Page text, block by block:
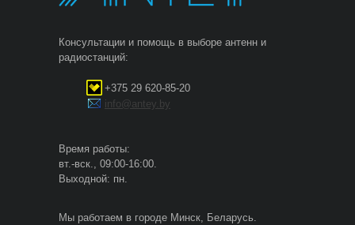
Консультации и помощь в выборе антенн и
радиостанций:
+375 29 620-85-20
info@antey.by
Время работы:
вт.-вск., 09:00-16:00.
Выходной: пн.
Мы работаем в городе Минск, Беларусь.